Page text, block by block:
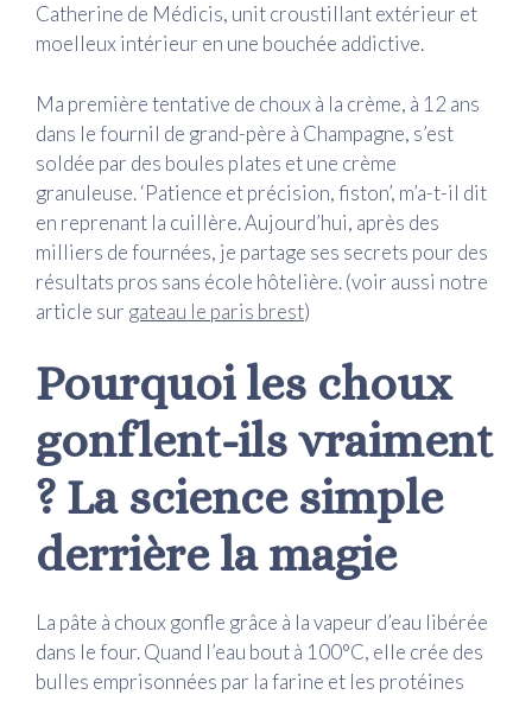
Catherine de Médicis, unit croustillant extérieur et
moelleux intérieur en une bouchée addictive.
Ma première tentative de choux à la crème, à 12 ans
dans le fournil de grand-père à Champagne, s’est
soldée par des boules plates et une crème
granuleuse. ‘Patience et précision, fiston’, m’a-t-il dit
en reprenant la cuillère. Aujourd’hui, après des
milliers de fournées, je partage ses secrets pour des
résultats pros sans école hôtelière. (voir aussi notre
article sur gateau le paris brest)
Pourquoi les choux
gonflent-ils vraiment
? La science simple
derrière la magie
La pâte à choux gonfle grâce à la vapeur d’eau libérée
dans le four. Quand l’eau bout à 100°C, elle crée des
bulles emprisonnées par la farine et les protéines